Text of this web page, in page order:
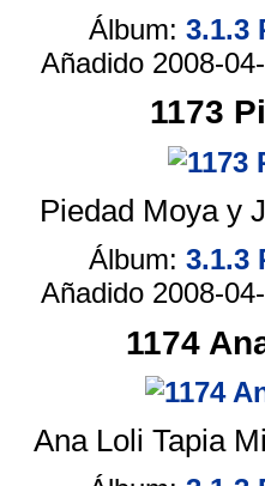
Álbum: 3.1.3
Añadido 2008-
1173
Piedad Moya y
Álbum: 3.1.3
Añadido 2008-
1174
Ana Loli Tapia